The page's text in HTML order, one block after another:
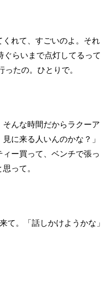
れて、すごいのよ。それ
らいまで点灯してるって
たの。ひとりで。
んな時間だからラクーア
に来る人いんのかな？」
ー買って、ベンチで張っ
って。
て。「話しかけようかな」